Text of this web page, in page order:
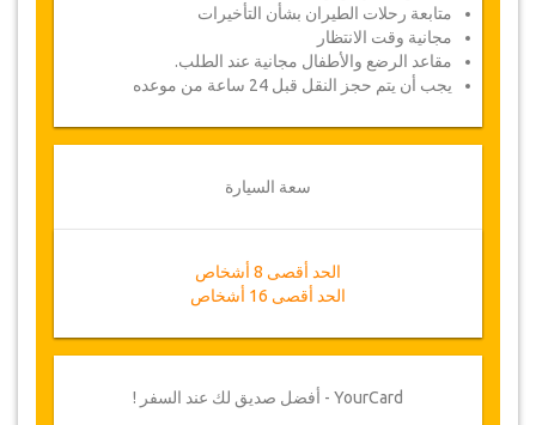
متابعة رحلات الطيران بشأن التأخيرات
مجانية وقت الانتظار
مقاعد الرضع والأطفال مجانية عند الطلب.
يجب أن يتم حجز النقل قبل 24 ساعة من موعده
سعة السيارة
الحد أقصى 8 أشخاص
الحد أقصى 16 أشخاص
YourCard - أفضل صديق لك عند السفر !